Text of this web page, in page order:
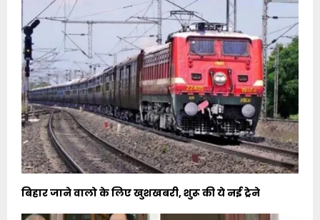
बिहार जाने वालो के लिए खुशखबरी, शुरू की ये नई ट्रेने